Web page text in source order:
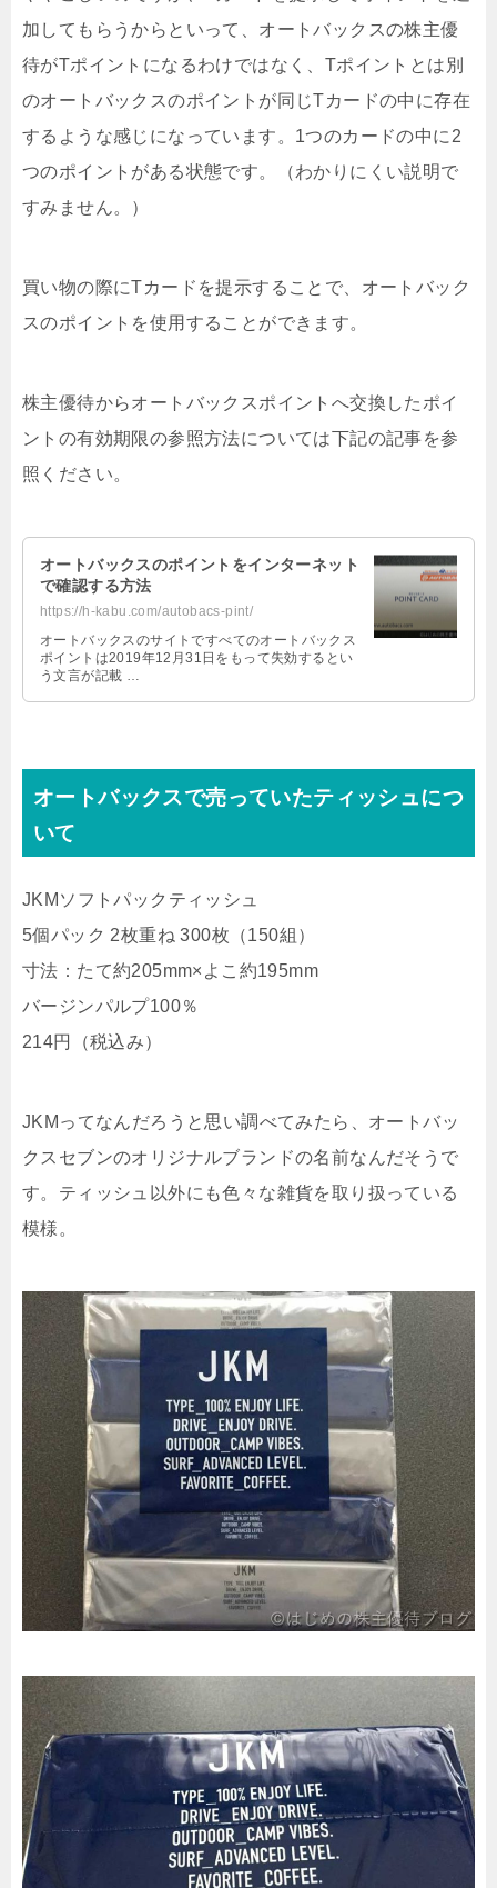
加してもらうからといって、オートバックスの株主優
待がTポイントになるわけではなく、Tポイントとは別
のオートバックスのポイントが同じTカードの中に存在
するような感じになっています。1つのカードの中に2
つのポイントがある状態です。（わかりにくい説明で
すみません。）
買い物の際にTカードを提示することで、オートバック
スのポイントを使用することができます。
株主優待からオートバックスポイントへ交換したポイ
ントの有効期限の参照方法については下記の記事を参
照ください。
オートバックスのポイントをインターネット
で確認する方法
https://h-kabu.com/autobacs-pint/
オートバックスのサイトですべてのオートバックス
ポイントは2019年12月31日をもって失効するとい
う文言が記載 …
オートバックスで売っていたティッシュにつ
いて
JKMソフトパックティッシュ
5個パック 2枚重ね 300枚（150組）
寸法：たて約205mm×よこ約195mm
バージンパルプ100％
214円（税込み）
JKMってなんだろうと思い調べてみたら、オートバッ
クスセブンのオリジナルブランドの名前なんだそうで
す。ティッシュ以外にも色々な雑貨を取り扱っている
模様。